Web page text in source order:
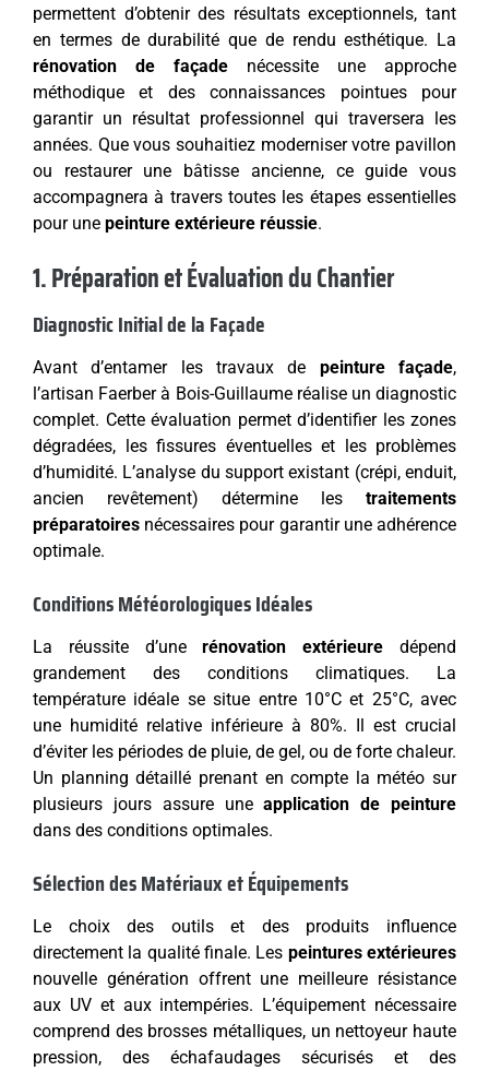
permettent d’obtenir des résultats exceptionnels, tant
en termes de durabilité que de rendu esthétique. La
rénovation de façade nécessite une approche
méthodique et des connaissances pointues pour
garantir un résultat professionnel qui traversera les
années. Que vous souhaitiez moderniser votre pavillon
ou restaurer une bâtisse ancienne, ce guide vous
accompagnera à travers toutes les étapes essentielles
pour une peinture extérieure réussie.
1. Préparation et Évaluation du Chantier
Diagnostic Initial de la Façade
Avant d’entamer les travaux de peinture façade,
l’artisan Faerber à Bois-Guillaume réalise un diagnostic
complet. Cette évaluation permet d’identifier les zones
dégradées, les fissures éventuelles et les problèmes
d’humidité. L’analyse du support existant (crépi, enduit,
ancien revêtement) détermine les traitements
préparatoires nécessaires pour garantir une adhérence
optimale.
Conditions Météorologiques Idéales
La réussite d’unerénovation extérieure dépend
grandement des conditions climatiques. La
température idéale se situe entre 10°C et 25°C, avec
une humidité relative inférieure à 80%. Il est crucial
d’éviter les périodes de pluie, de gel, ou de forte chaleur.
Un planning détaillé prenant en compte la météo sur
plusieurs jours assure uneapplication de peinture
dans des conditions optimales.
Sélection des Matériaux et Équipements
Le choix des outils et des produits influence
directement la qualité finale. Les peintures extérieures
nouvelle génération offrent une meilleure résistance
aux UV et aux intempéries. L’équipement nécessaire
comprend des brosses métalliques, un nettoyeur haute
pression, des échafaudages sécurisés et des